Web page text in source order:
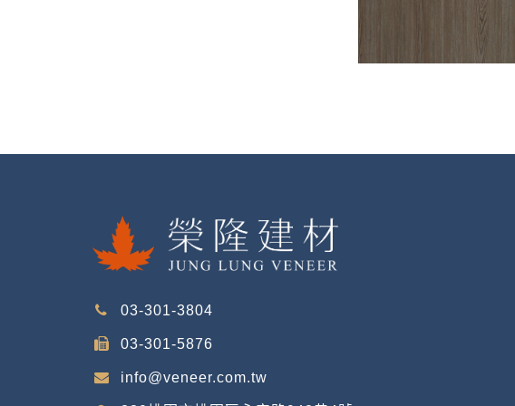
03-301-3804
03-301-5876
info@veneer.com.tw